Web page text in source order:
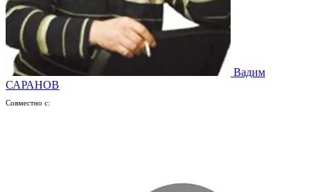
Вадим
САРАНОВ
Совместно с: